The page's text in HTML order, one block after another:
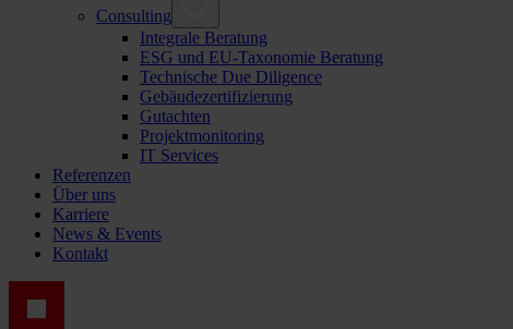
Consulting
Integrale Beratung
ESG und EU-Taxonomie Beratung
Technische Due Diligence
Gebäudezertifizierung
Gutachten
Projektmonitoring
IT Services
Referenzen
Über uns
Karriere
News & Events
Kontakt